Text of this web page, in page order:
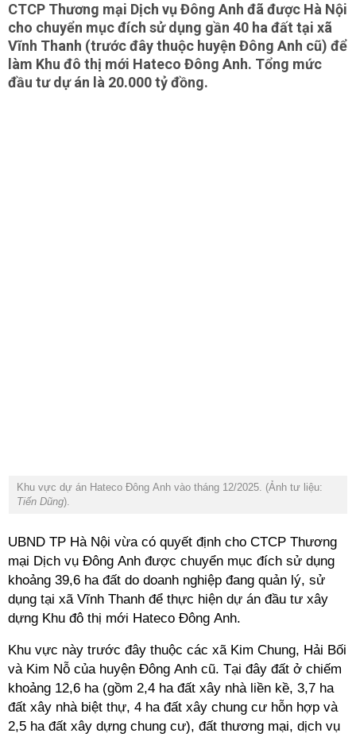
CTCP Thương mại Dịch vụ Đông Anh đã được Hà Nội
cho chuyển mục đích sử dụng gần 40 ha đất tại xã
Vĩnh Thanh (trước đây thuộc huyện Đông Anh cũ) để
làm Khu đô thị mới Hateco Đông Anh. Tổng mức
đầu tư dự án là 20.000 tỷ đồng.
Khu vực dự án Hateco Đông Anh vào tháng 12/2025. (Ảnh tư liệu:
Tiến Dũng).
UBND TP Hà Nội vừa có quyết định cho CTCP Thương
mại Dịch vụ Đông Anh được chuyển mục đích sử dụng
khoảng 39,6 ha đất do doanh nghiệp đang quản lý, sử
dụng tại xã Vĩnh Thanh để thực hiện dự án đầu tư xây
dựng Khu đô thị mới Hateco Đông Anh.
Khu vực này trước đây thuộc các xã Kim Chung, Hải Bối
và Kim Nỗ của huyện Đông Anh cũ. Tại đây đất ở chiếm
khoảng 12,6 ha (gồm 2,4 ha đất xây nhà liền kề, 3,7 ha
đất xây nhà biệt thự, 4 ha đất xây chung cư hỗn hợp và
2,5 ha đất xây dựng chung cư), đất thương mại, dịch vụ